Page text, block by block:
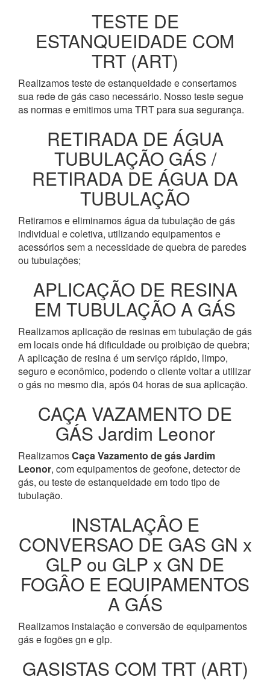
TESTE DE
ESTANQUEIDADE COM
TRT (ART)
Realizamos teste de estanqueidade e consertamos
sua rede de gás caso necessário. Nosso teste segue
as normas e emitimos uma TRT para sua segurança.
RETIRADA DE ÁGUA
TUBULAÇÃO GÁS /
RETIRADA DE ÁGUA DA
TUBULAÇÃO
Retiramos e eliminamos água da tubulação de gás
individual e coletiva, utilizando equipamentos e
acessórios sem a necessidade de quebra de paredes
ou tubulações;
APLICAÇÃO DE RESINA
EM TUBULAÇÃO A GÁS
Realizamos aplicação de resinas em tubulação de gás
em locais onde há dificuldade ou proibição de quebra;
A aplicação de resina é um serviço rápido, limpo,
seguro e econômico, podendo o cliente voltar a utilizar
o gás no mesmo dia, após 04 horas de sua aplicação.
CAÇA VAZAMENTO DE
GÁS Jardim Leonor
RealizamosCaça Vazamento de gás Jardim
Leonor, com equipamentos de geofone, detector de
gás, ou teste de estanqueidade em todo tipo de
tubulação.
INSTALAÇÂO E
CONVERSAO DE GAS GN x
GLP ou GLP x GN DE
FOGÂO E EQUIPAMENTOS
A GÁS
Realizamos instalação e conversão de equipamentos
gás e fogões gn e glp.
GASISTAS COM TRT (ART)